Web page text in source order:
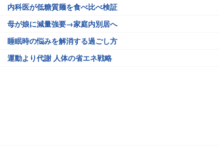
内科医が低糖質麺を食べ比べ検証
母が娘に減量強要→家庭内別居へ
睡眠時の悩みを解消する過ごし方
運動より代謝 人体の省エネ戦略